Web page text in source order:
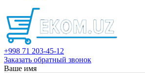
+998 71 203-45-12
Заказать обратный звонок
Ваше имя